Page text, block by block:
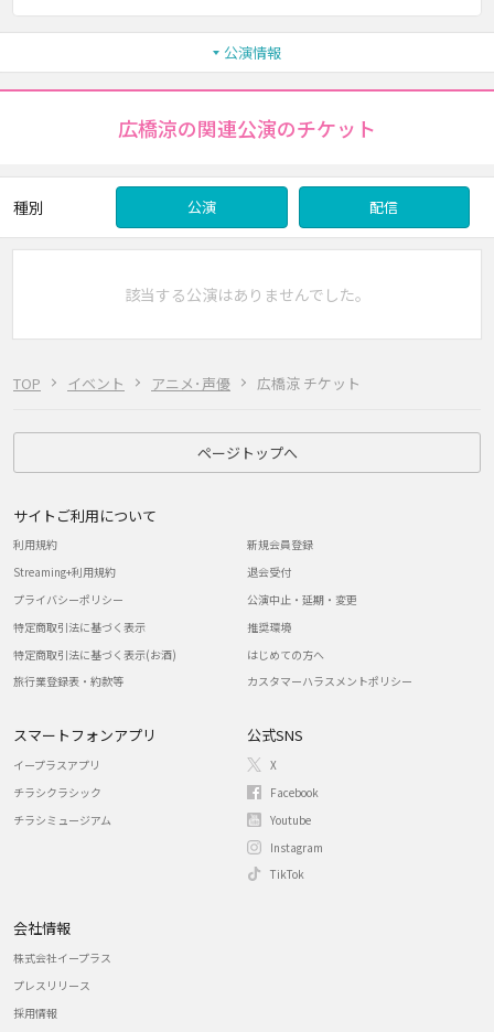
TOP イベント アニメ･声優 広橋涼 チケット
公演情報
広橋涼の関連公演のチケット
種別 公演 配信
該当する公演はありませんでした。
ページトップへ
サイトご利用について
利用規約
Streaming+利用規約
プライバシーポリシー
特定商取引法に基づく表示
特定商取引法に基づく表示(お酒)
旅行業登録表・約款等
新規会員登録
退会受付
公演中止・延期・変更
推奨環境
はじめての方へ
カスタマーハラスメントポリシー
スマートフォンアプリ
イープラスアプリ
チラシクラシック
チラシミュージアム
公式SNS
X
Facebook
Youtube
Instagram
TikTok
会社情報
株式会社イープラス
プレスリリース
採用情報